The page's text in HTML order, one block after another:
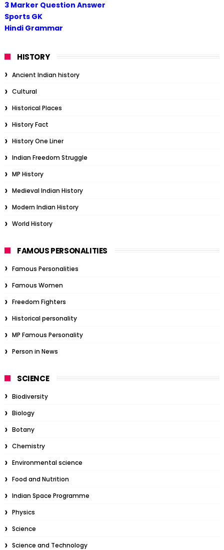
3 Marker Question Answer
Sports GK
Hindi Grammar
HISTORY
Ancient Indian history
Cultural
Historical Places
History Fact
History One Liner
Indian Freedom Struggle
MP History
Medieval Indian History
Modern Indian History
World History
FAMOUS PERSONALITIES
Famous Personalities
Famous Women
Freedom Fighters
Historical personality
MP Famous Personality
Person in News
SCIENCE
Biodiversity
Biology
Botany
Chemistry
Environmental science
Food and Nutrition
Indian Space Programme
Physics
Science
Science and Technology